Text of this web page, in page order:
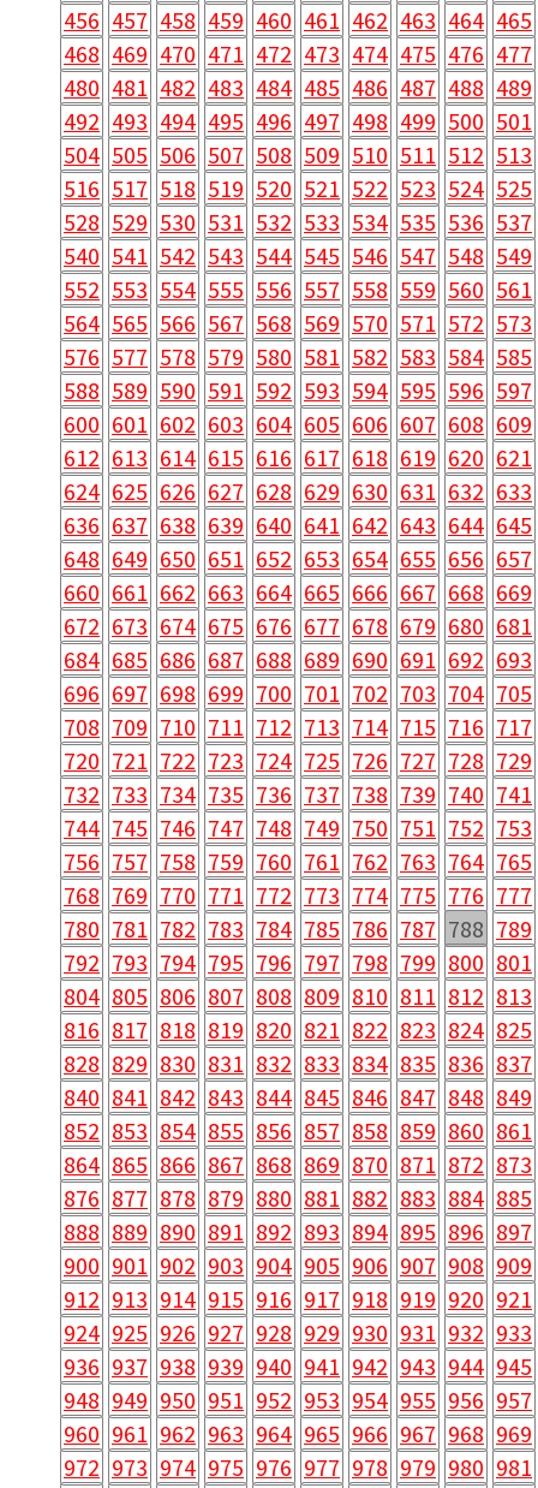
468 469 470 471 472 473 474 475 476 477
480 481 482 483 484 485 486 487 488 489
492 493 494 495 496 497 498 499 500 501
504 505 506 507 508 509 510 511 512 513
516 517 518 519 520 521 522 523 524 525
528 529 530 531 532 533 534 535 536 537
540 541 542 543 544 545 546 547 548 549
552 553 554 555 556 557 558 559 560 561
564 565 566 567 568 569 570 571 572 573
576 577 578 579 580 581 582 583 584 585
588 589 590 591 592 593 594 595 596 597
600 601 602 603 604 605 606 607 608 609
612 613 614 615 616 617 618 619 620 621
624 625 626 627 628 629 630 631 632 633
636 637 638 639 640 641 642 643 644 645
648 649 650 651 652 653 654 655 656 657
660 661 662 663 664 665 666 667 668 669
672 673 674 675 676 677 678 679 680 681
684 685 686 687 688 689 690 691 692 693
696 697 698 699 700 701 702 703 704 705
708 709 710 711 712 713 714 715 716 717
720 721 722 723 724 725 726 727 728 729
732 733 734 735 736 737 738 739 740 741
744 745 746 747 748 749 750 751 752 753
756 757 758 759 760 761 762 763 764 765
768 769 770 771 772 773 774 775 776 777
780 781 782 783 784 785 786 787 788 789
792 793 794 795 796 797 798 799 800 801
804 805 806 807 808 809 810 811 812 813
816 817 818 819 820 821 822 823 824 825
828 829 830 831 832 833 834 835 836 837
840 841 842 843 844 845 846 847 848 849
852 853 854 855 856 857 858 859 860 861
864 865 866 867 868 869 870 871 872 873
876 877 878 879 880 881 882 883 884 885
888 889 890 891 892 893 894 895 896 897
900 901 902 903 904 905 906 907 908 909
912 913 914 915 916 917 918 919 920 921
924 925 926 927 928 929 930 931 932 933
936 937 938 939 940 941 942 943 944 945
948 949 950 951 952 953 954 955 956 957
960 961 962 963 964 965 966 967 968 969
972 973 974 975 976 977 978 979 980 981
984 985 986 987 988 989 990 991 992 993